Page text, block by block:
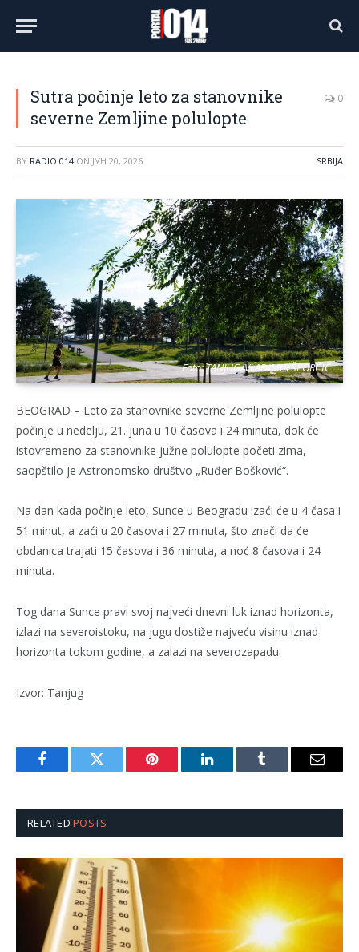
Sutra počinje leto za stanovnike
severne Zemljine polulopte
0
BY RADIO 014 ON ЈУН 20, 2026 SRBIJA
Foto: TANJUG/VLADIMIR ŠPORČIĆ
BEOGRAD – Leto za stanovnike severne Zemljine polulopte
počinje u nedelju, 21. juna u 10 časova i 24 minuta, dok će
istovremeno za stanovnike južne polulopte početi zima,
saopštilo je Astronomsko društvo „Ruđer Bošković“.
Na dan kada počinje leto, Sunce u Beogradu izaći će u 4 časa i
51 minut, a zaći u 20 časova i 27 minuta, što znači da će
obdanica trajati 15 časova i 36 minuta, a noć 8 časova i 24
minuta.
Tog dana Sunce pravi svoj najveći dnevni luk iznad horizonta,
izlazi na severoistoku, na jugu dostiže najveću visinu iznad
horizonta tokom godine, a zalazi na severozapadu.
Izvor: Tanjug
FacebookTwitter Pinterest LinkedInTumblr Email
RELATEDPOSTS